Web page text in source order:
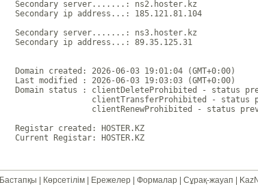
Secondary server.......: ns2.hoster.kz
Secondary ip address...: 185.121.81.104
Secondary server.......: ns3.hoster.kz
Secondary ip address...: 89.35.125.31
Domain created: 2026-06-03 19:01:04 (GMT+0:00)
Last modified : 2026-06-03 19:03:03 (GMT+0:00)
Domain status : clientDeleteProhibited - status
clientTransferProhibited - status
clientRenewProhibited - status
Registar created: HOSTER.KZ
Бастапқы Көрсетілім Ережелер Формалар Сұрақ-жауап